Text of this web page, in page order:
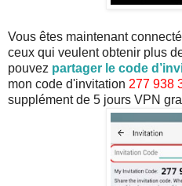
Vous êtes maintenant
ceux qui veulent obtenir plus
pouvez partager le code
mon code d'invitation 277 938
supplément de 5 jours VPN